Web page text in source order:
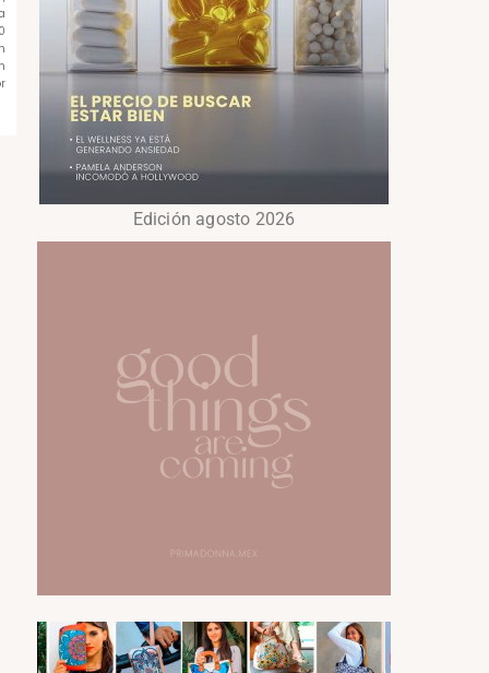
Edición agosto 2026